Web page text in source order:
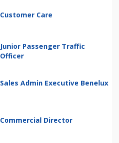
Customer Care
Junior Passenger Traffic
Officer
Sales Admin Executive Benelux
Commercial Director